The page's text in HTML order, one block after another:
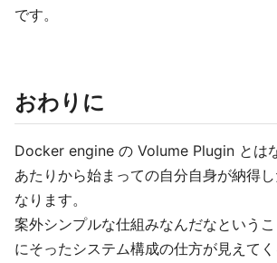
です。
おわりに
Docker engine の Volume Plugin とは
あたりから始まっての自分自身が納得
なります。
案外シンプルな仕組みなんだなという
にそったシステム構成の仕方が見えて